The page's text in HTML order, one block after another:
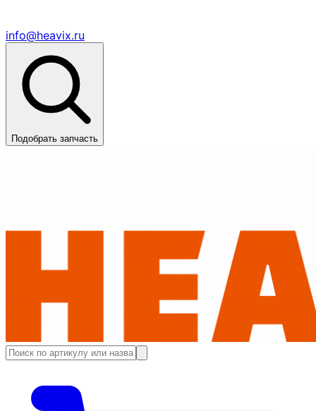
info@heavix.ru
Подобрать запчасть